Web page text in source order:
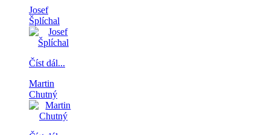
Josef
Šplíchal
Číst dál...
Martin
Chutný